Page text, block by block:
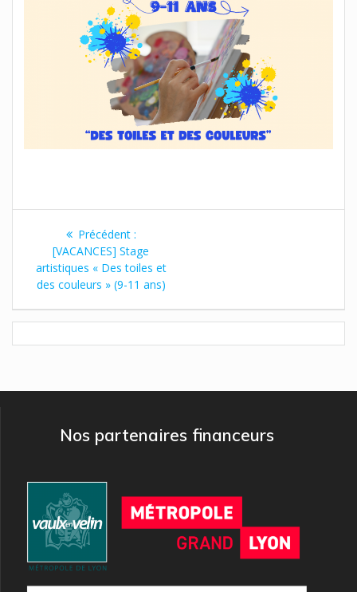
Navigation
de
l’article
Précédent :Article
précédent
:
[VACANCES] Stage
artistiques « Des toiles et
des couleurs » (9-11 ans)
Nos partenaires financeurs